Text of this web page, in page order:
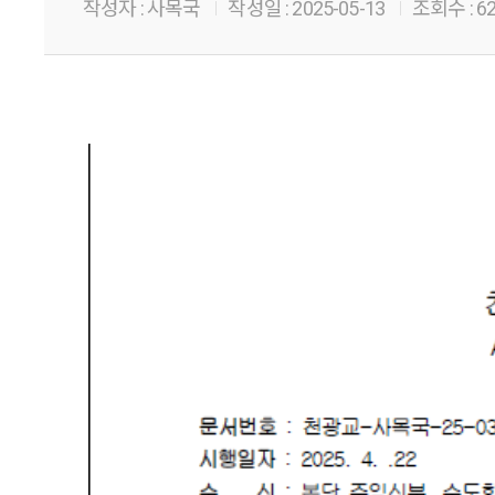
작성자 :사목국 작성일 :2025-05-13 조회수 :